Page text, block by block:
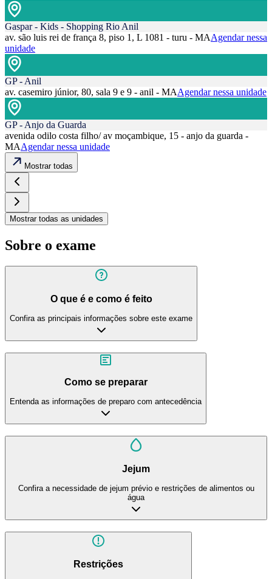
Gaspar - Kids - Shopping Rio Anil
av. são luis rei de frança 8, piso 1, L 1081 - turu - MAAgendar nessa
unidade
GP - Anil
av. casemiro júnior, 80, sala 9 e 9 - anil - MAAgendar nessa unidade
GP - Anjo da Guarda
avenida odilo costa filho/ av moçambique, 15 - anjo da guarda -
MAAgendar nessa unidade
Mostrar todas
Mostrar todas as unidades
Sobre o exame
O que é e como é feito
Confira as principais informações sobre este exame
Como se preparar
Entenda as informações de preparo com antecedência
Jejum
Confira a necessidade de jejum prévio e restrições de alimentos ou
água
Restrições